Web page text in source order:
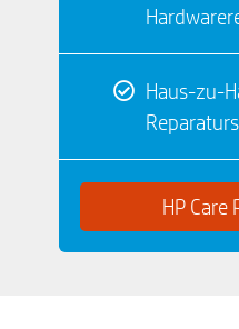
Haus-zu-
HP Care